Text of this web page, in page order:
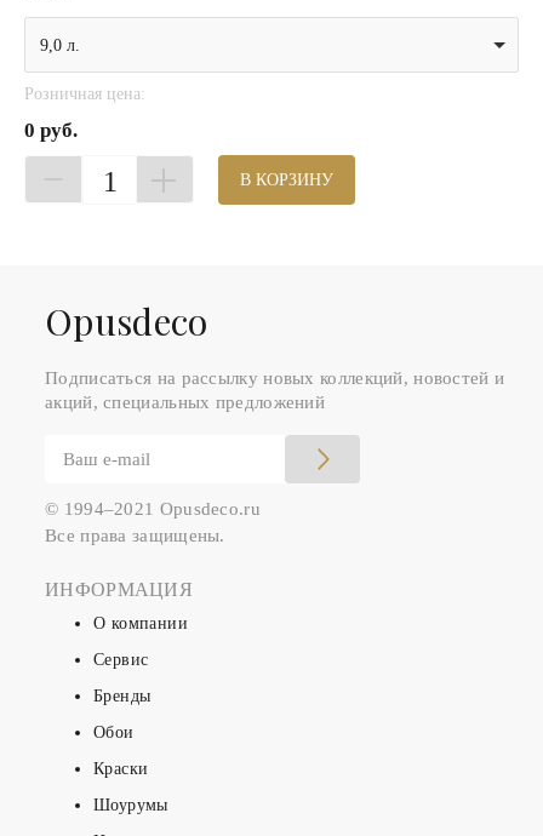
9,0 л.
Розничная цена:
0 руб.
1 В КОРЗИНУ
Оpusdeco
Подписаться на рассылку новых коллекций, новостей и
акций, специальных предложений
© 1994–2021 Opusdeco.ru
Все права защищены.
ИНФОРМАЦИЯ
О компании
Сервис
Бренды
Обои
Краски
Шоурумы